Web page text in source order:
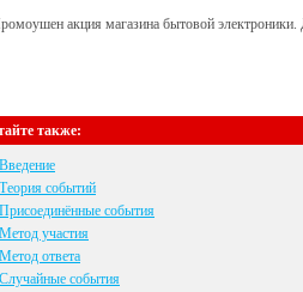
акция магазина бытовой
также:
Введение
Теория событий
Присоединённые события
Метод участия
Метод ответа
Случайные события